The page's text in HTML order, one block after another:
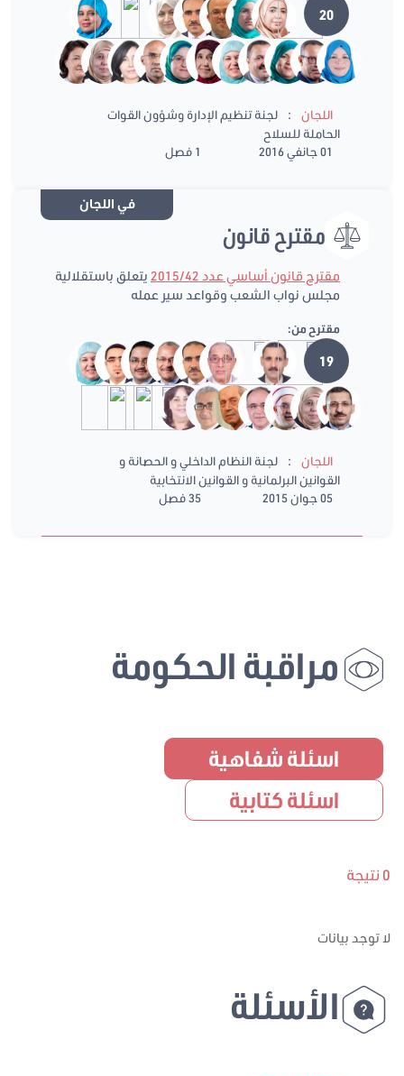
20
اللجان :
لجنة تنظيم الإدارة وشؤون القوات
الحاملة للسلاح
01 جانفي 2016
1 فصل
في اللجان
مقترح قانون
مقترح قانون أساسي عدد 2015/42
يتعلق باستقلالية
مجلس نواب الشعب وقواعد سير عمله
مقترح من:
19
اللجان :
لجنة النظام الداخلي و الحصانة و
القوانين البرلمانية و القوانين الانتخابية
05 جوان 2015
35 فصل
مراقبة الحكومة
اسئلة شفاهية
اسئلة كتابية
0 نتيجة
لا توجد بيانات
الأسئلة